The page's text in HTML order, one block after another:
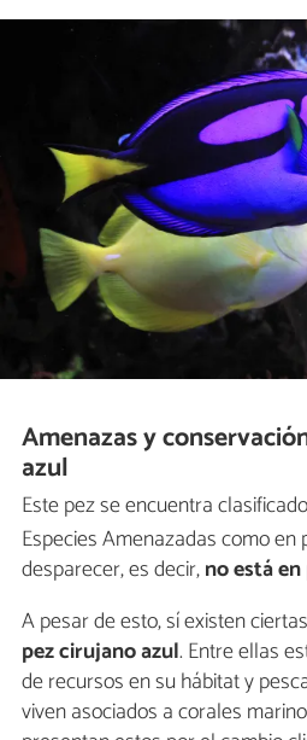
Amenazas y
azul
Este pez se encuentra
Especies Amenazadas como
desparecer, es decir,no está
A pesar de esto, sí existen ciertas
pez cirujano azul. Entre ellas
de recursos en su hábitat y
viven asociados a corales